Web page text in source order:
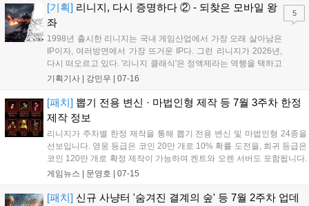
합니다. 각 품목별로 월간 패키지와 묶음 상품을 조합하면 보다 저렴하
게 전투 스톤을 확보할 수 있으니 가이드라인을 참고하여 효율적인 구매
를 진행하시기 바랍니다....
[기획] 리니지, 다시 증명하다 ② - 되찾은 모바일 왕
좌
1998년 출시한 리니지는 국내 게임산업에서 가장 오래 살아남은
IP이자, 여러방면에서 가장 뜨거운 IP다. 그런 리니지가 2026년,
다시 떠오르고 있다. '리니지 클래식'은 정액제라는 역행을 택하고
도 PC방 점유율 최상위권에 올랐고, 리니지M은 출시 10년차에도
기획기사 | 강민우 07-16
5
[패치] 뽑기 전용 변신 · 마법인형 제작 등 7월 3주차 한정
제작 정보
리니지가 주차별 한정 제작을 통해 뽑기 전용 변신 및 마법인형 24종을
선보입니다. 영웅 등급은 코인 20만 개로 10% 확률 도전을, 희귀 등급은
코인 120만 개로 확정 제작이 가능하며 켄트와 오렌 서버도 포함됩니다.
또한 주말 특별 제작으로 전투 스톤을 활용해 1% 확률로 BM 장신구 제
며 레거시 월드는 휘장과 수정 등 제작 품목이 추가됩니다. 필요한 전투
게임뉴스 | 문영호 07-15
[패치] 신규 사냥터 '숨겨진 결계의 숲' 등 7월 2주차 업데